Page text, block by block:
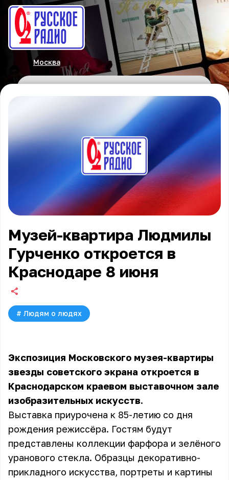
Москва
Музей-квартира Людмилы
Гурченко откроется в
Краснодаре 8 июня
# Людям о людях
Экспозиция Московского музея-квартиры
звезды советского экрана откроется в
Краснодарском краевом выставочном зале
изобразительных искусств.
Выставка приурочена к 85-летию со дня
рождения режиссёра. Гостям будут
представлены коллекции фарфора и зелёного
уранового стекла. Образцы декоративно-
прикладного искусства, портреты и картины